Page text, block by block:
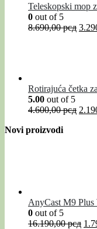
Teleskopski mop
0 out of 5
8.690,00рсд
Rotirajuća četka
5.00 out of 5
4.600,00рсд
Novi proizvodi
AnyCast M9
0 out of 5
16.190,00рсд